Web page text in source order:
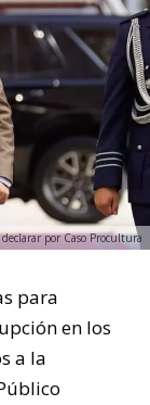
por Caso Procultura
para
en los
a la